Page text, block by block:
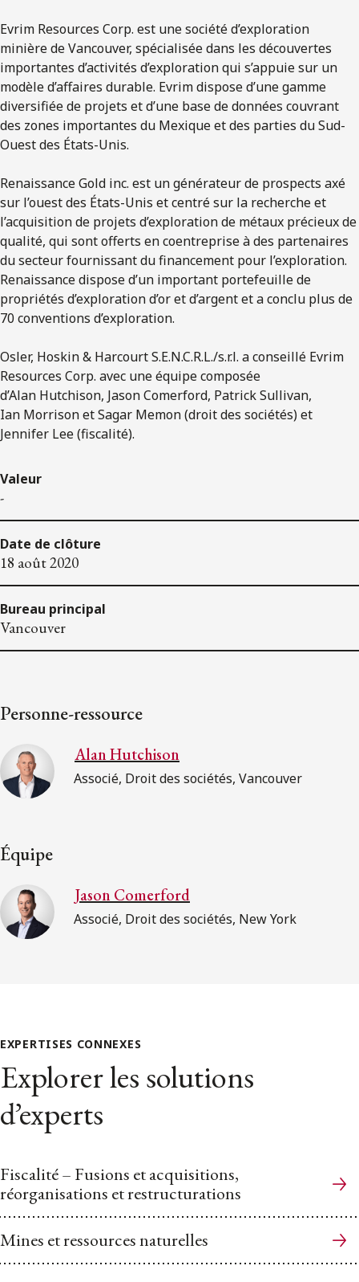
Evrim Resources Corp. est une société d’exploration
minière de Vancouver, spécialisée dans les découvertes
importantes d’activités d’exploration qui s’appuie sur un
modèle d’affaires durable. Evrim dispose d’une gamme
diversifiée de projets et d’une base de données couvrant
des zones importantes du Mexique et des parties du Sud-
Ouest des États-Unis.
Renaissance Gold inc. est un générateur de prospects axé
sur l’ouest des États-Unis et centré sur la recherche et
l’acquisition de projets d’exploration de métaux précieux de
qualité, qui sont offerts en coentreprise à des partenaires
du secteur fournissant du financement pour l’exploration.
Renaissance dispose d’un important portefeuille de
propriétés d’exploration d’or et d’argent et a conclu plus de
70 conventions d’exploration.
Osler, Hoskin & Harcourt S.E.N.C.R.L./s.r.l. a conseillé Evrim
Resources Corp. avec une équipe composée
d’Alan Hutchison, Jason Comerford, Patrick Sullivan,
Ian Morrison et Sagar Memon (droit des sociétés) et
Jennifer Lee (fiscalité).
Valeur
-
Date de clôture
18 août 2020
Bureau principal
Vancouver
Personne-ressource
Alan Hutchison
Associé, Droit des sociétés, Vancouver
Équipe
Jason Comerford
Associé, Droit des sociétés, New York
EXPERTISES CONNEXES
Explorer les solutions
d’experts
Fiscalité – Fusions et acquisitions,
réorganisations et restructurations
Mines et ressources naturelles